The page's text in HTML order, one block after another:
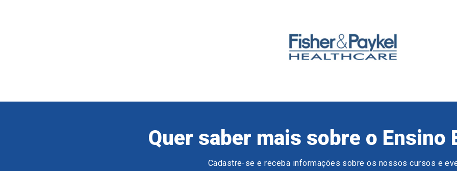
Quer saber mais sobre o Ensino
Cadastre-se e receba informações sobre os nossos cursos e